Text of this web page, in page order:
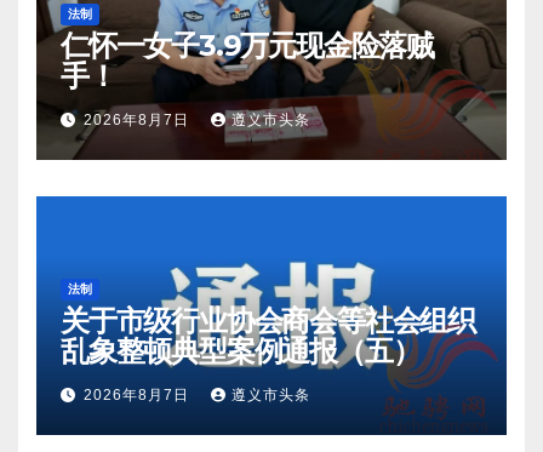
法制
仁怀一女子3.9万元现金险落贼
手！
2026年8月7日 遵义市头条
法制
关于市级行业协会商会等社会组织
乱象整顿典型案例通报（五）
2026年8月7日 遵义市头条